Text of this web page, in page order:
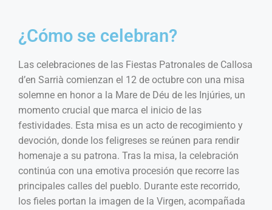
¿Cómo se celebran?
Las celebraciones de las Fiestas Patronales de Callosa
d’en Sarrià comienzan el 12 de octubre con una misa
solemne en honor a la Mare de Déu de les Injúries, un
momento crucial que marca el inicio de las
festividades. Esta misa es un acto de recogimiento y
devoción, donde los feligreses se reúnen para rendir
homenaje a su patrona. Tras la misa, la celebración
continúa con una emotiva procesión que recorre las
principales calles del pueblo. Durante este recorrido,
los fieles portan la imagen de la Virgen, acompañada